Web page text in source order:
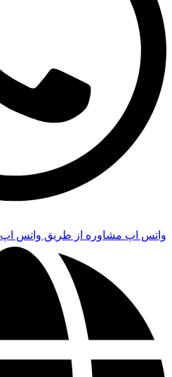
واتس اپ مشاوره از طریق واتس اپ